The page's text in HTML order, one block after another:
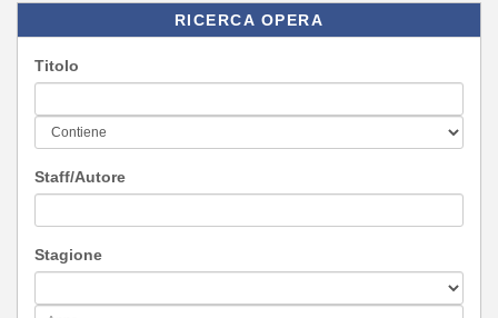
RICERCA OPERA
Titolo
Staff/Autore
Stagione